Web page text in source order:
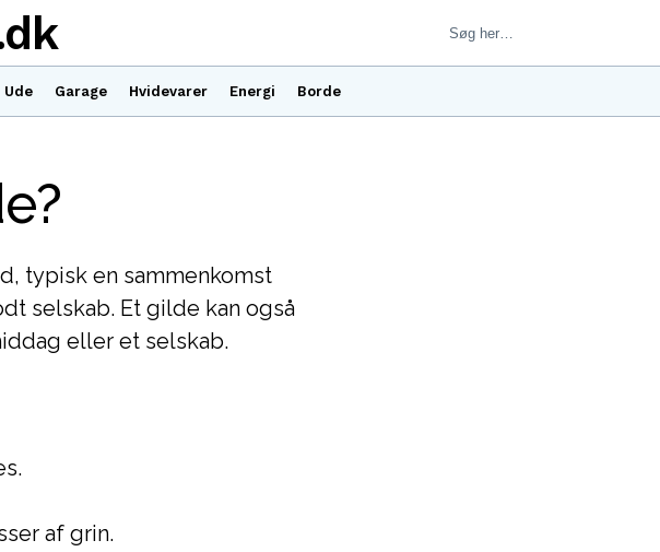
Ude Garage Hvidevarer Energi Borde
typisk en sammenkomst
selskab. Et gilde kan også
eller et selskab.
af grin.